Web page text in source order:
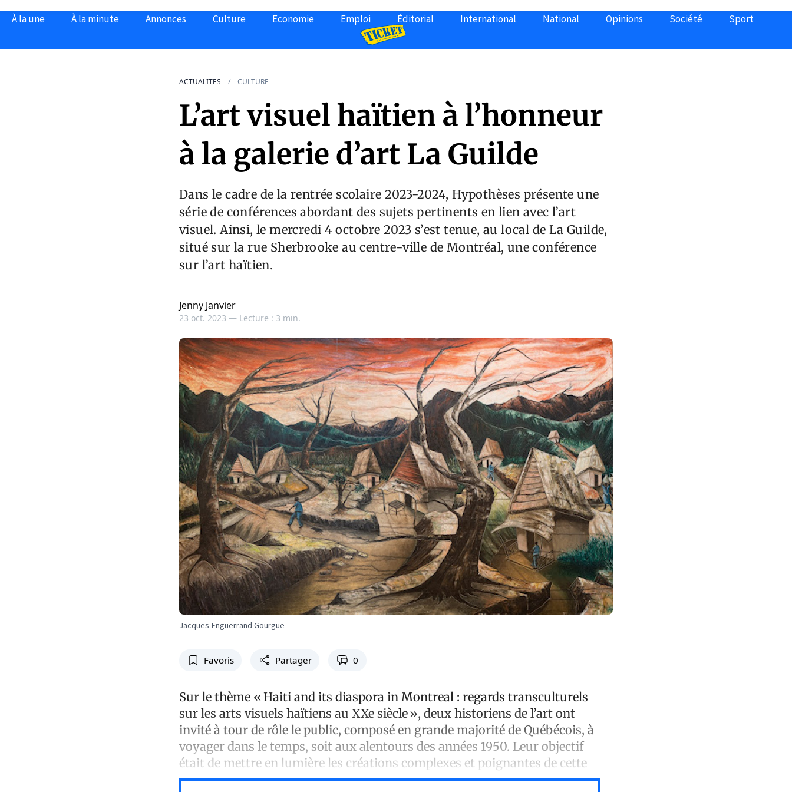
À la une À la minute Annonces Culture Economie Emploi Éditorial International National Opinions Société Sport
ACTUALITES CULTURE
L’art visuel haïtien à l’honneur
à la galerie d’art La Guilde
Dans le cadre de la rentrée scolaire 2023-2024, Hypothèses présente une
série de conférences abordant des sujets pertinents en lien avec l’art
visuel. Ainsi, le mercredi 4 octobre 2023 s’est tenue, au local de La Guilde,
situé sur la rue Sherbrooke au centre-ville de Montréal, une conférence
sur l’art haïtien.
Jenny Janvier
23 oct. 2023 — Lecture : 3 min.
Jacques-Enguerrand Gourgue
Favoris Partager 0
Sur le thème « Haiti and its diaspora in Montreal : regards transculturels
sur les arts visuels haïtiens au XXe siècle», deux historiens de l’art ont
invité à tour de rôle le public, composé en grande majorité de Québécois, à
voyager dans le temps, soit aux alentours des années 1950. Leur objectif
était de mettre en lumière les créations complexes et poignantes de cette